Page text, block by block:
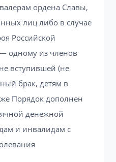
ордена Славы,
лиц либо в случае
Российской
одному из членов
вступившей (не
брак, детям в
Порядок дополнен
денежной
и инвалидам с